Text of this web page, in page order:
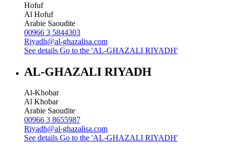
Hofuf
Al Hofuf
Arabie Saoudite
00966 3 5844303
Riyadh@al-ghazalisa.com
See details Go to the 'AL-GHAZALI RIYADH'
AL-GHAZALI RIYADH
Al-Khobar
Al Khobar
Arabie Saoudite
00966 3 8655987
Riyadh@al-ghazalisa.com
See details Go to the 'AL-GHAZALI RIYADH'